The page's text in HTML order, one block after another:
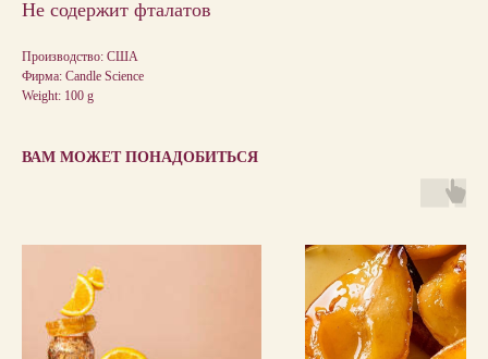
Не содержит фталатов
Производство: США
Фирма: Candle Science
Weight: 100 g
ВАМ МОЖЕТ ПОНАДОБИТЬСЯ